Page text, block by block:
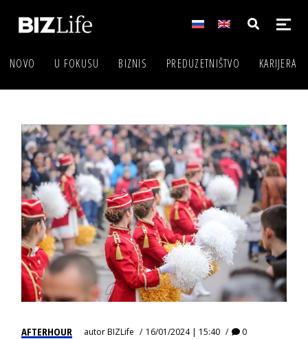
NOVO U FOKUSU BIZNIS PREDUZETNIŠTVO KARIJERA
AFTERHOUR autorBIZLife 16/01/2024 | 15:40 0